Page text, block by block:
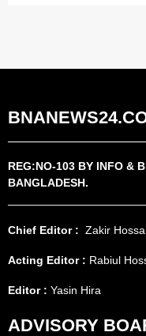
REG:NO-103 BY INFO &
BANGLADESH.
Chief Editor : Zakir
Acting Editor : Rabiul
Editor : Yasin Hira
ADVISORY